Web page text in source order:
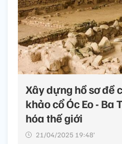
Xây dựng hồ sơ đề
khảo cổ Óc Eo - Ba
hóa thế giới
21/04/2025 19:48’